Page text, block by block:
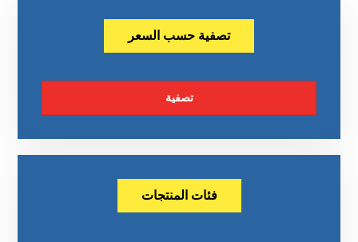
تصفية حسب السعر
تصفية
فئات المنتجات